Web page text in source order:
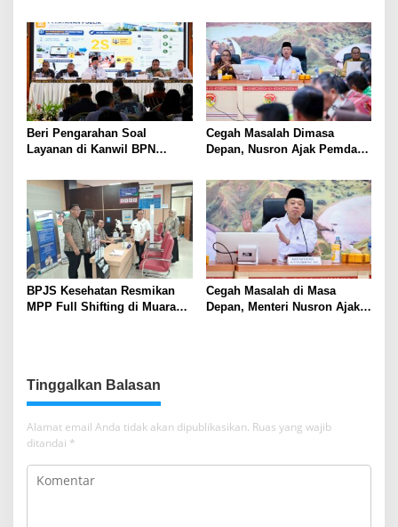
Karakter dan Kepemimpinan
Siswa
Warga Sekitar Tambang
Beri Pengarahan Soal
Layanan di Kanwil BPN
Nusron: Gunakan Sudut
Pandang Masyarakat
Cegah Masalah Dimasa
Depan, Nusron Ajak Pemda
Rumah Ibadah di NTT
BPJS Kesehatan Resmikan
MPP Full Shifting di Muara
Cegah Masalah di Masa
Depan, Menteri Nusron Ajak
Tinggalkan Balasan
Alamat email Anda tidak akan dipublikasikan. Ruas yang wajib
ditandai *